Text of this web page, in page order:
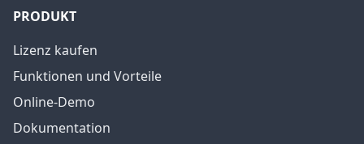
PRODUKT
Lizenz kaufen
Funktionen und Vorteile
Online-Demo
Dokumentation